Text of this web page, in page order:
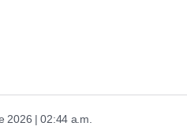
2026 | 02:44 a.m.